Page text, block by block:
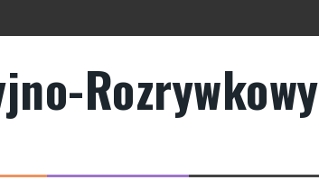
Rozrywkowy